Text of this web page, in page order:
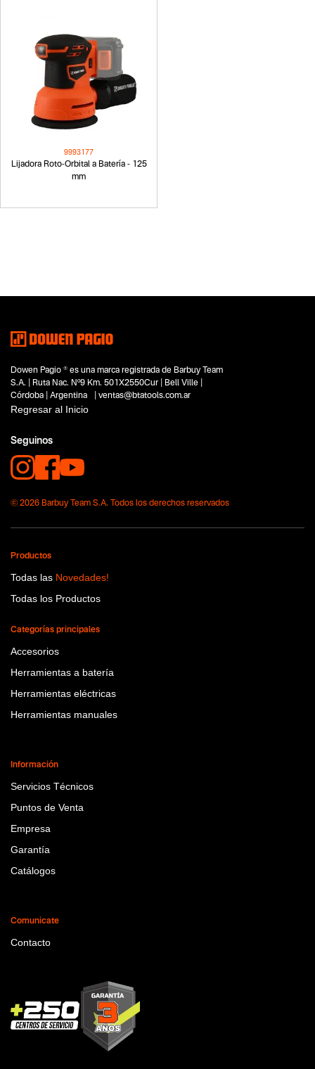
Lijadora Roto-Orbital a Batería - 125
mm
9993177
Dowen Pagio ® es una marca registrada de Barbuy Team
S.A. | Ruta Nac. Nº9 Km. 501X2550Cur | Bell Ville |
Córdoba | Argentina | ventas@btatools.com.ar
Regresar al Inicio
Seguinos
© 2026 Barbuy Team S.A. Todos los derechos reservados
Productos
Todas las Novedades!
Todas los Productos
Categorías principales
Accesorios
Herramientas a batería
Herramientas eléctricas
Herramientas manuales
Información
Servicios Técnicos
Puntos de Venta
Empresa
Garantía
Catálogos
Comunicate
Contacto